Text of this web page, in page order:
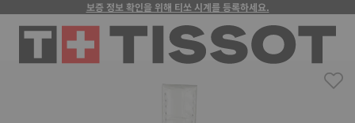
보증 정보 확인을 위해 티쏘 시계를 등록하세요.